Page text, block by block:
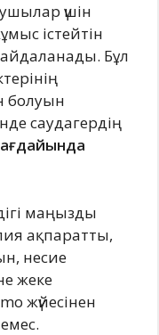
үшін
істейтін
Бұл
болуын
саудагердің
маңызды
ақпаратты,
несие
жеке
жүйесінен